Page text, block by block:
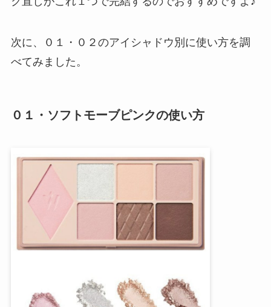
次に、０１・０２のアイシャドウ別に使い方を調
べてみました。
０１・ソフトモーブピンクの使い方